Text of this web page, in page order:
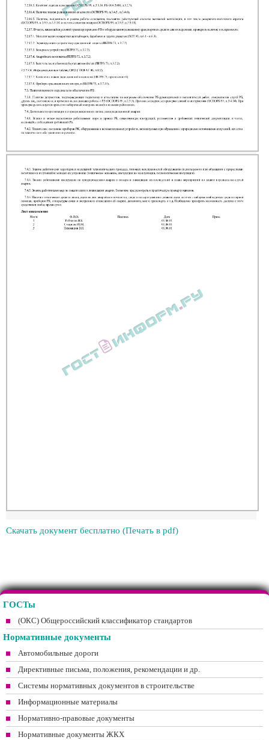
Скачать документ бесплатно (Печать в pdf)
ГОСТы
(ОКС) Общероссийский классификатор стандартов
Нормативные документы
Автомобильные дороги
Директивные письма, положения, рекомендации и др.
Системы нормативных документов в строительстве
Информационные материалы
Нормативно-правовые документы
Нормативные документы ЖКХ